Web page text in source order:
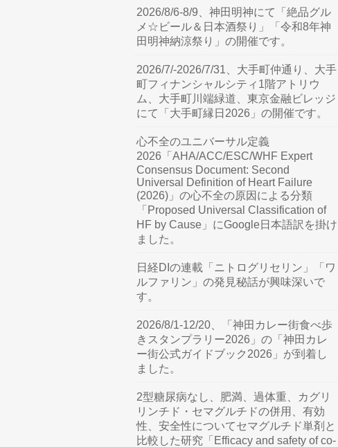
2026/8/6-8/9、神田明神にて「絶品グル
メ☆ビール＆日本酒祭り」「令和8年神
田明神納涼祭り」の開催です。
2026/7/-2026/7/31、大手町仲通り、大手
町フィナンシャルシティ1階アトリウ
ム、大手町川端緑道、東京金融ビレッジ
にて「大手町縁日2026」の開催です。
心不全のユニバーサル定義
2026「AHA/ACC/ESC/WHF Expert
Consensus Document: Second
Universal Definition of Heart Failure
(2026)」の心不全の原因による分類
「Proposed Universal Classification of
HF by Cause」にGoogle日本語訳を掛け
ました。
日経DIの連載「ニトログリセリン」「ワ
ルファリン」の発見秘話が興味深いで
す。
2026/8/1-12/20、「神田カレー街食べ歩
きスタンプラリー2026」の「神田カレ
ー街公式ガイドブック2026」が到着し
ました。
2型糖尿病なし、肥満、過体重、カグリ
リンチド・セマグルチドの併用、有効
性、安全性についてセマグルチド単剤と
比較した研究「Efficacy and safety of co-